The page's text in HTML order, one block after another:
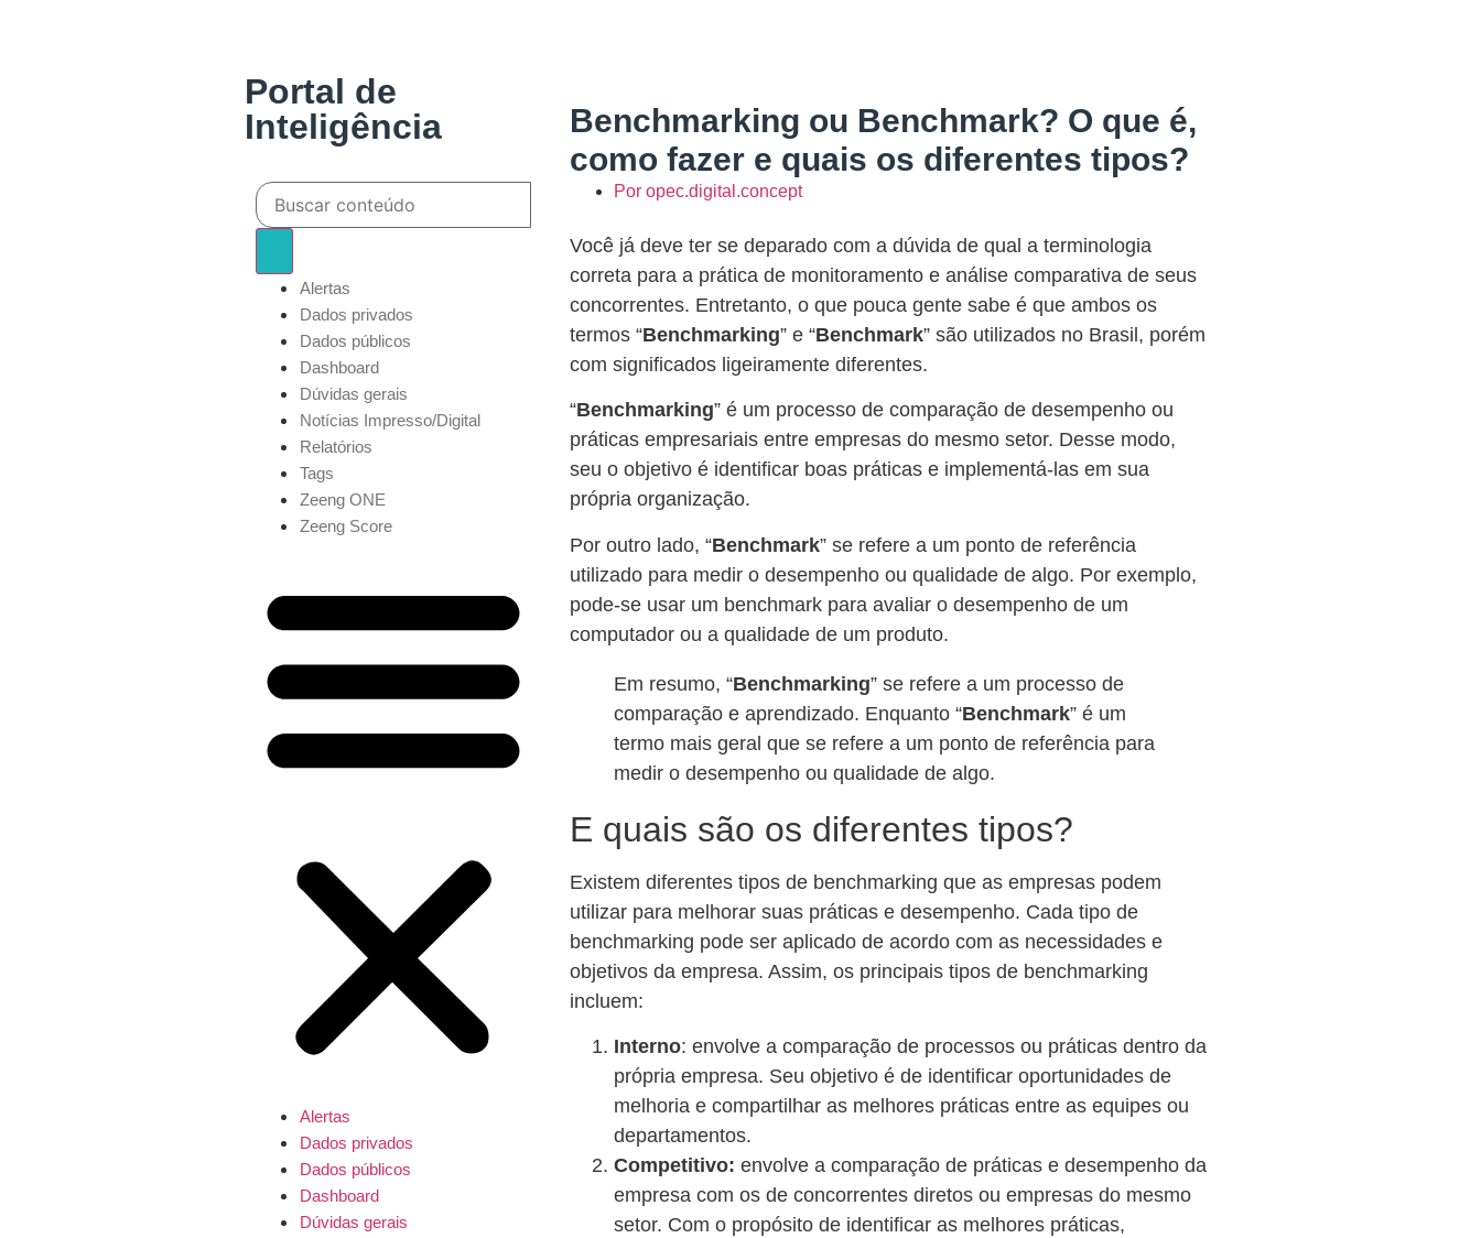
Portal de
Inteligência
Alertas
Dados privados
Dados públicos
Dashboard
Dúvidas gerais
Notícias Impresso/Digital
Relatórios
Tags
Zeeng ONE
Zeeng Score
Alertas
Dados privados
Dados públicos
Dashboard
Dúvidas gerais
Benchmarking ou Benchmark? O que é,
como fazer e quais os diferentes tipos?
Por opec.digital.concept
Você já deve ter se deparado com a dúvida de qual a terminologia
correta para a prática de monitoramento e análise comparativa de seus
concorrentes. Entretanto, o que pouca gente sabe é que ambos os
termos “Benchmarking” e “Benchmark” são utilizados no Brasil, porém
com significados ligeiramente diferentes.
“Benchmarking” é um processo de comparação de desempenho ou
práticas empresariais entre empresas do mesmo setor. Desse modo,
seu o objetivo é identificar boas práticas e implementá-las em sua
própria organização.
Por outro lado, “Benchmark” se refere a um ponto de referência
utilizado para medir o desempenho ou qualidade de algo. Por exemplo,
pode-se usar um benchmark para avaliar o desempenho de um
computador ou a qualidade de um produto.
Em resumo, “Benchmarking” se refere a um processo de
comparação e aprendizado. Enquanto “Benchmark” é um
termo mais geral que se refere a um ponto de referência para
medir o desempenho ou qualidade de algo.
E quais são os diferentes tipos?
Existem diferentes tipos de benchmarking que as empresas podem
utilizar para melhorar suas práticas e desempenho. Cada tipo de
benchmarking pode ser aplicado de acordo com as necessidades e
objetivos da empresa. Assim, os principais tipos de benchmarking
incluem:
Interno: envolve a comparação de processos ou práticas dentro da
própria empresa. Seu objetivo é de identificar oportunidades de
melhoria e compartilhar as melhores práticas entre as equipes ou
departamentos.
Competitivo: envolve a comparação de práticas e desempenho da
empresa com os de concorrentes diretos ou empresas do mesmo
setor. Com o propósito de identificar as melhores práticas,